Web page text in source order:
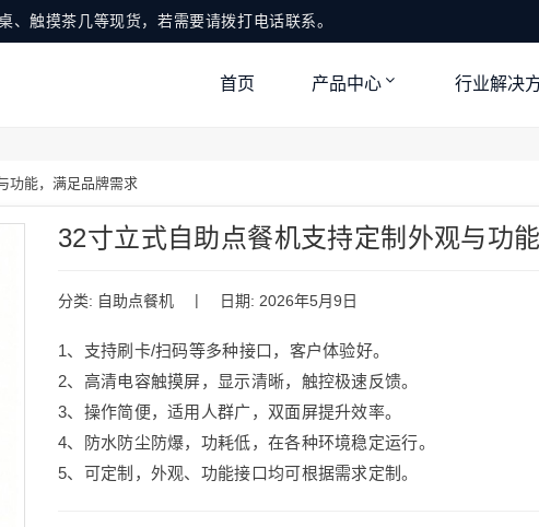
、触摸茶几等现货，若需要请拨打电话联系。
首页 产品中心 行业解决
功能，满足品牌需求
32寸立式自助点餐机支持定制外观与功
分类: 自助点餐机 | 日期: 2026年5月9日
1、支持刷卡/扫码等多种接口，客户体验好。
2、高清电容触摸屏，显示清晰，触控极速反馈。
3、操作简便，适用人群广，双面屏提升效率。
4、防水防尘防爆，功耗低，在各种环境稳定运行。
5、可定制，外观、功能接口均可根据需求定制。